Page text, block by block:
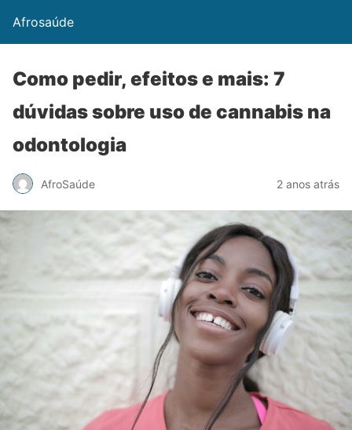
Afrosaúde
Como pedir, efeitos e mais: 7
dúvidas sobre uso de cannabis na
odontologia
AfroSaúde 2 anos atrás